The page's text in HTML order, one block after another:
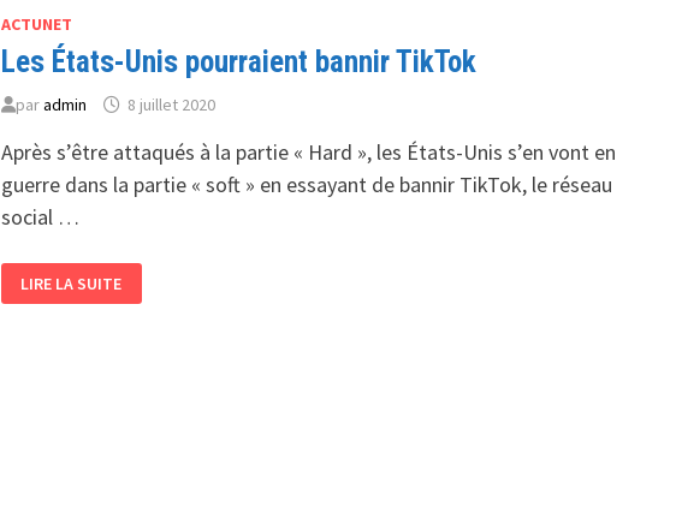
ACTUNET
Les États-Unis pourraient bannir TikTok
paradmin 8 juillet 2020
Après s’être attaqués à la partie « Hard », les États-Unis s’en vont en
guerre dans la partie « soft » en essayant de bannir TikTok, le réseau
social …
ÉTATS-
UNIS
LIRE LA SUITE